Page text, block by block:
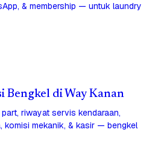
& membership — untuk laundry
Bengkel di Way Kanan
riwayat servis kendaraan,
komisi mekanik, & kasir — bengkel